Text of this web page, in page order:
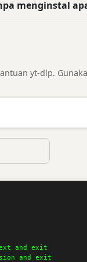
menginstal
yt-dlp.